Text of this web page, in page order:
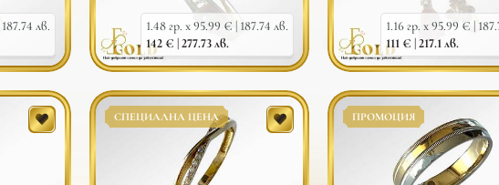
187.74 лв.
1.48 гр. x 95.99 € | 187.74 лв.
142 € |277.73 лв.
1.16 гр. x 95.99 € |
111 € |217.1 лв.
СПЕЦИАЛНА ЦЕНА ПРОМОЦИЯ